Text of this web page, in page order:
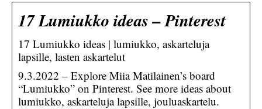
17 Lumiukko ideas – Pinterest
17 Lumiukko ideas | lumiukko, askarteluja
lapsille, lasten askartelut
9.3.2022 – Explore Miia Matilainen’s board
“Lumiukko” on Pinterest. See more ideas about
lumiukko, askarteluja lapsille, jouluaskartelu.